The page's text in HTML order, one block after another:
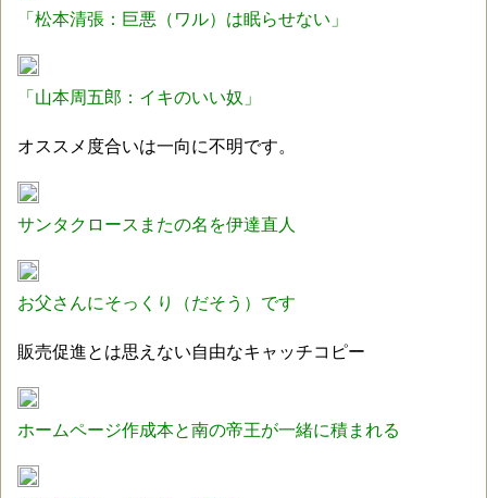
「松本清張：巨悪（ワル）は眠らせない」
「山本周五郎：イキのいい奴」
オススメ度合いは一向に不明です。
サンタクロースまたの名を伊達直人
お父さんにそっくり（だそう）です
販売促進とは思えない自由なキャッチコピー
ホームページ作成本と南の帝王が一緒に積まれる